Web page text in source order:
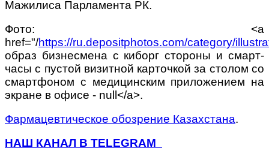
Мажилиса Парламента РК.
Фото: <a
href="/https://ru.depositphotos.com/category/
образ бизнесмена с киборг стороны и смарт-
часы с пустой визитной карточкой за столом со
смартфоном с медицинским приложением на
экране в офисе - null</a>.
Фармацевтическое обозрение Казахстана.
НАШ КАНАЛ В TELEGRAM